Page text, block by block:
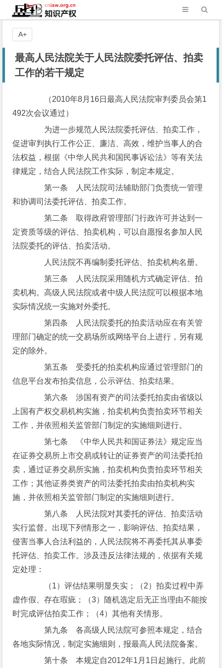
最高人民法院关于人民法院委托评估、拍卖
工作的若干规定
（2010年8月16日最高人民法院审判委员会第1
492次会议通过）
为进一步规范人民法院委托评估、拍卖工作，
促进审判执行工作公正、廉洁、高效，维护当事人的合
法权益，根据《中华人民共和国民事诉讼法》等有关法
律规定，结合人民法院工作实际，制定本规定。
第一条 人民法院司法辅助部门负责统一管理
和协调司法委托评估、拍卖工作。
第二条 取得政府管理部门行政许可并达到一
定资质等级的评估、拍卖机构，可以自愿报名参加人民
法院委托的评估、拍卖活动。
人民法院不再编制委托评估、拍卖机构名册。
第三条 人民法院采用随机方式确定评估、拍
卖机构。高级人民法院或者中级人民法院可以根据本地
实际情况统一实施对外委托。
第四条 人民法院委托的拍卖活动应在有关管
理部门确定的统一交易场所或网络平台上进行，另有规
定的除外。
第五条 受委托的拍卖机构应通过管理部门的
信息平台发布拍卖信息，公示评估、拍卖结果。
第六条 涉国有资产的司法委托拍卖由省级以
上国有产权交易机构实施，拍卖机构负责拍卖环节相关
工作，并依照相关监管部门制定的实施细则进行。
第七条 《中华人民共和国证券法》规定应当
在证券交易所上市交易或转让的证券资产的司法委托拍
卖，通过证券交易所实施，拍卖机构负责拍卖环节相关
工作；其他证券类资产的司法委托拍卖由拍卖机构实
施，并依照相关监管部门制定的实施细则进行。
第八条 人民法院对其委托的评估、拍卖活动
实行监督。出现下列情形之一，影响评估、拍卖结果，
侵害当事人合法利益的，人民法院将不再委托其从事委
托评估、拍卖工作。涉及违反法律法规的，依据有关规
定处理：
（1）评估结果明显失实；（2）拍卖过程中弄
虚作假、存在瑕疵；（3）随机选定后无正当理由不能按
时完成评估拍卖工作；（4）其他有关情形。
第九条 各高级人民法院可参照本规定，结合
各地实际情况，制定实施细则，报最高人民法院备案。
第十条 本规定自2012年1月1日起施行。此前
A+